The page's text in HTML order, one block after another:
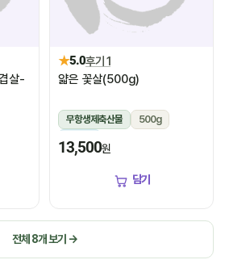
살-
★5.0후기 1
얇은 꽃살(500g)
무항생제축산물
500g
냉장
13,500원
담기
전체 8개 보기 →